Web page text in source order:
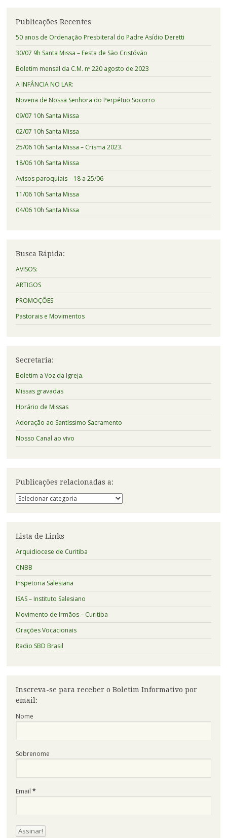
Publicações Recentes
50 anos de Ordenação Presbiteral do Padre Asídio Deretti
30/07 9h Santa Missa – Festa de São Cristóvão
Boletim mensal da C.M. nº 220 agosto de 2023
A INFÂNCIA NO LAR:
Novena de Nossa Senhora do Perpétuo Socorro
09/07 10h Santa Missa
02/07 10h Santa Missa
25/06 10h Santa Missa – Crisma 2023.
18/06 10h Santa Missa
Avisos paroquiais – 18 a 25/06
11/06 10h Santa Missa
04/06 10h Santa Missa
Busca Rápida:
AVISOS:
ARTIGOS
PROMOÇÕES
Pastorais e Movimentos
Secretaria:
Boletim a Voz da Igreja.
Missas gravadas
Horário de Missas
Adoração ao Santíssimo Sacramento
Nosso Canal ao vivo
Publicações relacionadas a:
Publicações
relacionadas
Lista de Links
Arquidiocese de Curitiba
CNBB
Inspetoria Salesiana
ISAS – Instituto Salesiano
Movimento de Irmãos – Curitiba
Orações Vocacionais
Radio SBD Brasil
Inscreva-se para receber o Boletim Informativo por
email:
Nome
Sobrenome
Email *